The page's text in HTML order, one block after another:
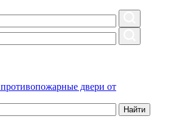
противопожарные двери от
Найти